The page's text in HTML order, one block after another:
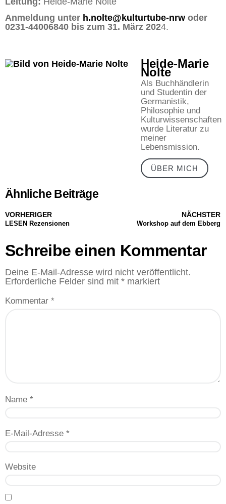
Anmeldung unter h.nolte@kulturtube-nrw oder
0231-44006840 bis zum 31. März 2024.
Heide-Marie
Nolte
Als Buchhändlerin
und Studentin der
Germanistik,
Philosophie und
Kulturwissenschaften
wurde Literatur zu
meiner
Lebensmission.
ÜBER MICH
Ähnliche Beiträge
VORHERIGER
LESEN Rezensionen
NÄCHSTER
Workshop auf dem Ebberg
Schreibe einen Kommentar
Deine E-Mail-Adresse wird nicht veröffentlicht.
Erforderliche Felder sind mit * markiert
Kommentar *
Name *
E-Mail-Adresse *
Website